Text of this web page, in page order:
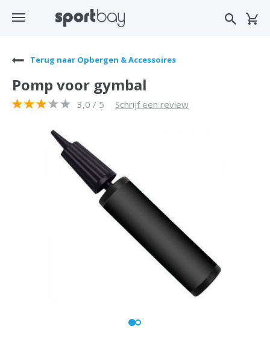
Terug naar Opbergen & Accessoires
Pomp voor gymbal
3,0 / 5 Schrijf een review